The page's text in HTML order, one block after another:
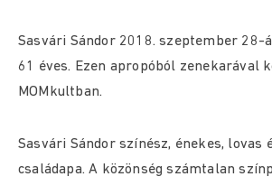
Sasvári Sándor 2018. szeptember 28-
61 éves. Ezen apropóból zenekarával
MOMkultban.
Sasvári Sándor színész, énekes, lovas
családapa. A közönség számtalan